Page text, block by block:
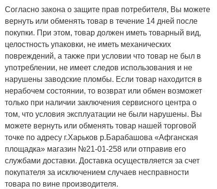
Согласно закона о защите прав потребителя, Вы можете
вернуть или обменять товар в течение 14 дней после
покупки. При этом, товар должен иметь товарный вид,
целостность упаковки, не иметь механических
повреждений, а также при условии что товар не был в
употреблении, не имеет следов использования и не
нарушены заводские пломбы. Если товар находится в
нерабочем состоянии, то возврат или обмен возможет
только при наличии заключения сервисного центра о
том, что условия эксплуатации не были нарушены. Вы
можете вернуть или обменять товар нашей торговой
точке по адресу г.Харьков р.Барабашова «Афганская
площадка» магазин №21-01-258 или отправив его
службами доставки. Доставка осуществляется за счет
покупателя за исключением случаев несправности
товара по вине производителя.